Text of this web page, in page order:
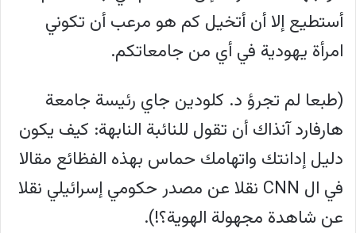
أستطيع إلا أن أتخيل كم هو مرعب أن تكوني
امرأة يهودية في أي من جامعاتكم.
(طبعا لم تجرؤ د. كلودين جاي رئيسة جامعة
هارفارد آنذاك أن تقول للنائبة النابهة: كيف يكون
دليل إدانتك واتهامك حماس بهذه الفظائع مقالا
في ال CNN نقلا عن مصدر حكومي إسرائيلي نقلا
عن شاهدة مجهولة الهوية؟!).